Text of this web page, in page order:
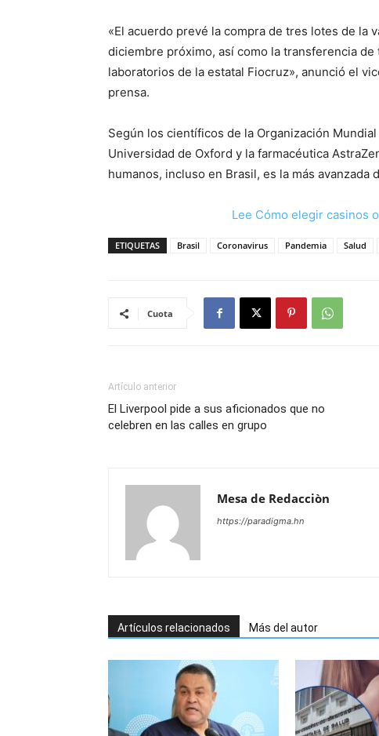
«El acuerdo prevé la compra de tres lotes de la
diciembre próximo, así como la transferencia
laboratorios de la estatal Fiocruz», anunció el
prensa.
Según los científicos de la Organización
Universidad de Oxford y la farmacéutica
humanos, incluso en Brasil, es la más
Lee Cómo elegir casinos
ETIQUETAS Brasil Coronavirus Pandemia Salud
Cuota
Artículo anterior
El Liverpool pide a sus aficionados que no
celebren en las calles en grupo
Mesa de Redacciòn
https://paradigma.hn
Artículos relacionados Más del autor